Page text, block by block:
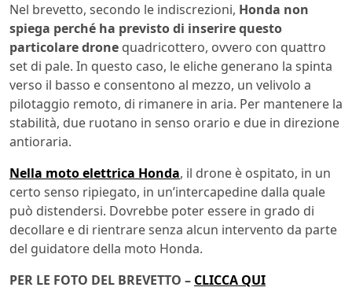
Nel brevetto, secondo le indiscrezioni, Honda non
spiega perché ha previsto di inserire questo
particolare drone quadricottero, ovvero con quattro
set di pale. In questo caso, le eliche generano la spinta
verso il basso e consentono al mezzo, un velivolo a
pilotaggio remoto, di rimanere in aria. Per mantenere la
stabilità, due ruotano in senso orario e due in direzione
antioraria.
Nella moto elettrica Honda, il drone è ospitato, in un
certo senso ripiegato, in un’intercapedine dalla quale
può distendersi. Dovrebbe poter essere in grado di
decollare e di rientrare senza alcun intervento da parte
del guidatore della moto Honda.
PER LE FOTO DEL BREVETTO – CLICCA QUI